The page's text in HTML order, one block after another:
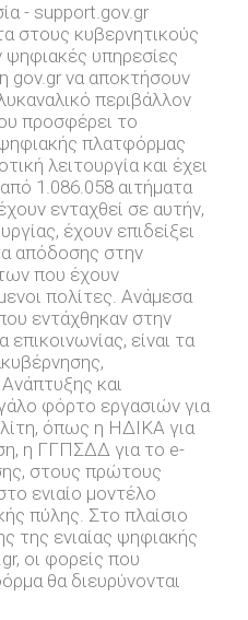
- support.gov.gr
στους κυβερνητικούς
υπηρεσίες
gov.gr να αποκτήσουν
περιβάλλον
προσφέρει το
πλατφόρμας
λειτουργία και έχει
1.086.058 αιτήματα
ενταχθεί σε αυτήν,
έχουν επιδείξει
απόδοσης στην
που έχουν
πολίτες. Ανάμεσα
εντάχθηκαν στην
είναι τα
και
φόρτο εργασιών για
όπως η ΗΔΙΚΑ για
η ΓΓΠΣΔΔ για το e-
στους πρώτους
ενιαίο μοντέλο
πύλης. Στο πλαίσιο
της ενιαίας ψηφιακής
oι φορείς που
θα διευρύνονται